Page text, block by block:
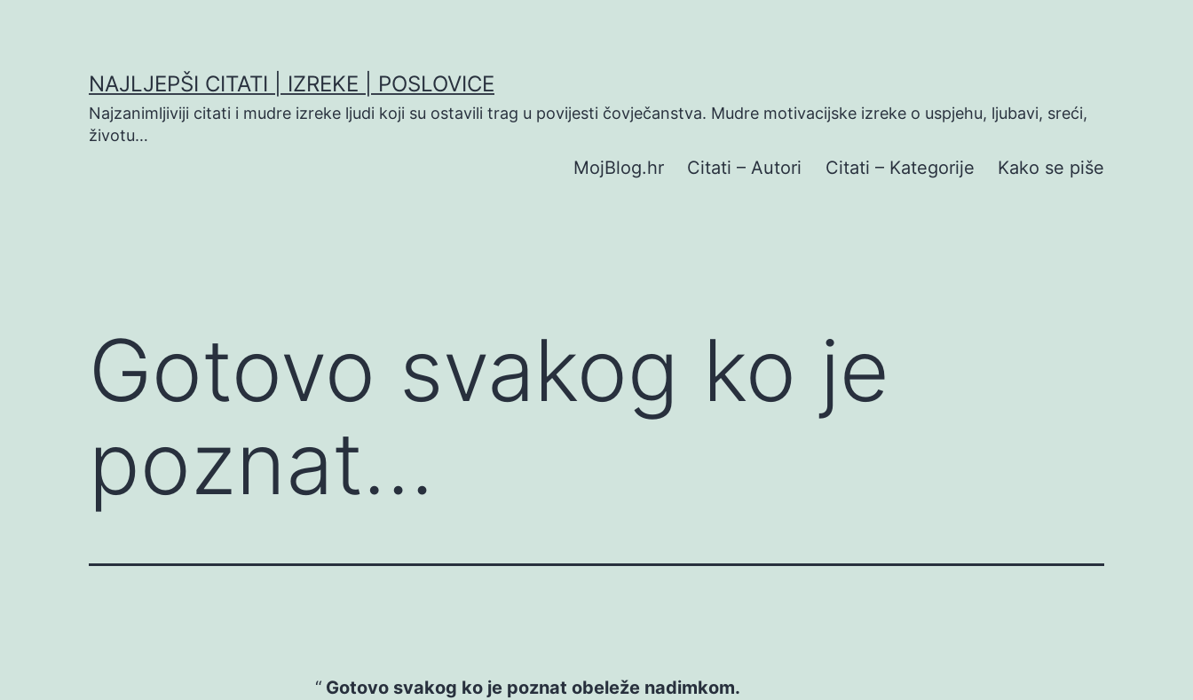
NAJLJEPŠI CITATI | IZREKE | POSLOVICE
Najzanimljiviji citati i mudre izreke ljudi koji su ostavili trag u povijesti čovječanstva. Mudre motivacijske izreke o uspjehu, ljubavi, sreći,
životu…
MojBlog.hr Citati – Autori Citati – Kategorije Kako se piše
Gotovo svakog ko je
poznat…
Gotovo svakog ko je poznat obeleže nadimkom.